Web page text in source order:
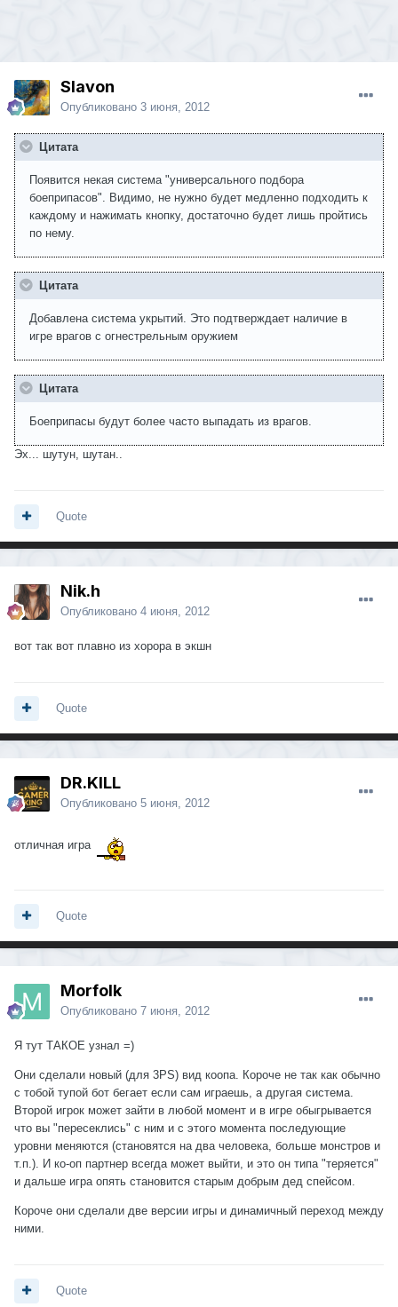
Slavon
Опубликовано 3 июня, 2012
Цитата
Появится некая система "универсального подбора
боеприпасов". Видимо, не нужно будет медленно подходить к
каждому и нажимать кнопку, достаточно будет лишь пройтись
по нему.
Цитата
Добавлена система укрытий. Это подтверждает наличие в
игре врагов с огнестрельным оружием
Цитата
Боеприпасы будут более часто выпадать из врагов.
Эх... шутун, шутан..
Quote
Nik.h
Опубликовано 4 июня, 2012
вот так вот плавно из хорора в экшн
Quote
DR.KILL
Опубликовано 5 июня, 2012
отличная игра
Quote
Morfolk
Опубликовано 7 июня, 2012
Я тут ТАКОЕ узнал =)
Они сделали новый (для 3PS) вид коопа. Короче не так как обычно
с тобой тупой бот бегает если сам играешь, а другая система.
Второй игрок может зайти в любой момент и в игре обыгрывается
что вы "пересеклись" с ним и с этого момента последующие
уровни меняются (становятся на два человека, больше монстров и
т.п.). И ко-оп партнер всегда может выйти, и это он типа "теряется"
и дальше игра опять становится старым добрым дед спейсом.
Короче они сделали две версии игры и динамичный переход между
ними.
Quote